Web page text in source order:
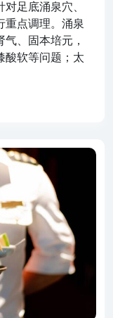
足底涌泉穴、
重点调理。涌泉
、固本培元，
酸软等问题；太